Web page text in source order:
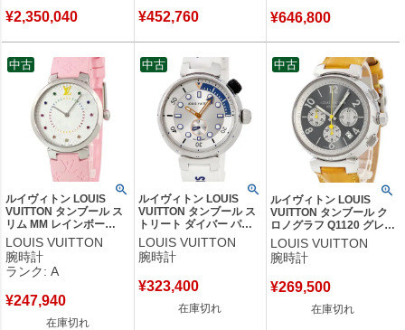
¥2,350,040 ¥452,760 ¥646,800
ルイヴィトン LOUIS
VUITTON タンブール ス
リム MM レインボー
QA159 OH済 モノグラム
ギョーシェ カラフル レ
ディース 腕時計クオーツ
シルバー 【中古】中古美
LOUIS VUITTON
腕時計
ランク: A
¥247,940
在庫切れ
中古
ルイヴィトン LOUIS
VUITTON タンブール ス
トリート ダイバー パシ
フィックホワイト
QA124Z スモールセコン
ド メンズ 腕時計クオー
LOUIS VUITTON
腕時計
¥323,400
在庫切れ
中古
ルイヴィトン LOUIS
VUITTON タンブール ク
ロノグラフ Q1120 グレー
スモールセコンド デイト
メンズ 腕時計自動巻き グ
レー 【中古】
LOUIS VUITTON
腕時計
¥269,500
在庫切れ
中古